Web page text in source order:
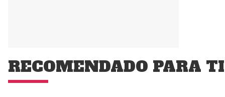
RECOMENDADO PARA TI